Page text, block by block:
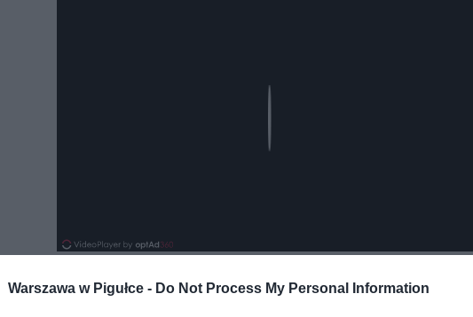
Warszawa w Pigułce - Do Not Process My Personal Information